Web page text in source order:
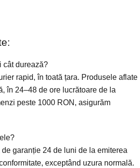
cât durează?
rapid, în toată țara. Produsele aflate
în 24–48 de ore lucrătoare de la
peste 1000 RON, asigurăm
garanție 24 de luni de la emiterea
exceptând uzura normală.